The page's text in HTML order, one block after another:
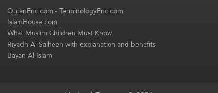
QuranEnc.com-TerminologyEnc.com
IslamHouse.com
What Muslim Children Must Know
Riyadh Al-Salheen with explanation and benefits
Bayan Al-Islam